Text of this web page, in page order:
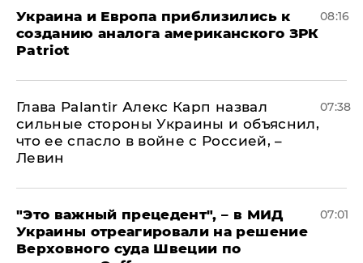
Украина и Европа приблизились к
созданию аналога американского ЗРК
Patriot
08:16
Глава Palantir Алекс Карп назвал
сильные стороны Украины и объяснил,
что ее спасло в войне с Россией, –
Левин
07:38
"Это важный прецедент", – в МИД
Украины отреагировали на решение
Верховного суда Швеции по
07:01